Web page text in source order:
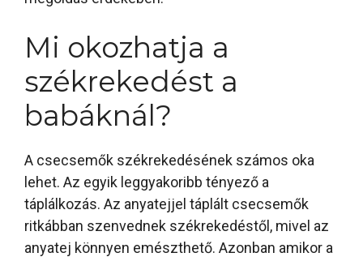
Mi okozhatja a
székrekedést a
babáknál?
A csecsemők székrekedésének számos oka
lehet. Az egyik leggyakoribb tényező a
táplálkozás. Az anyatejjel táplált csecsemők
ritkábban szenvednek székrekedéstől, mivel az
anyatej könnyen emészthető. Azonban amikor a